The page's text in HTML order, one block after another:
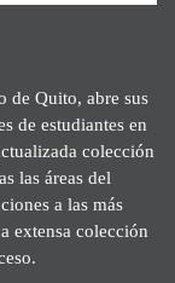
de Quito, abre sus
de estudiantes en
colección
las áreas del
a las más
extensa colección